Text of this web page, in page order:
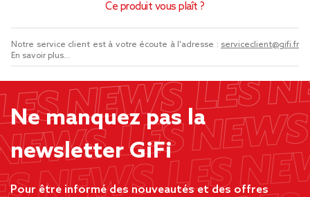
Ce produit vous plaît ?
Notre service client est à votre écoute à l'adresse : serviceclient@gifi.fr
En savoir plus...
Ne manquez pas la
newsletter GiFi
Pour être informé des nouveautés et des offres